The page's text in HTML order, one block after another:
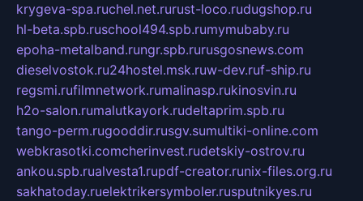
krygeva-spa.ruchel.net.rurust-loco.rudugshop.ru
hl-beta.spb.ruschool494.spb.rumymubaby.ru
epoha-metalband.rungr.spb.rurusgosnews.com
dieselvostok.ru24hostel.msk.ruw-dev.ruf-ship.ru
regsmi.rufilmnetwork.rumalinasp.rukinosvin.ru
h2o-salon.rumalutkayork.rudeltaprim.spb.ru
tango-perm.rugooddir.rusgv.sumultiki-online.com
webkrasotki.comcherinvest.rudetskiy-ostrov.ru
ankou.spb.rualvesta1.rupdf-creator.runix-files.org.ru
sakhatoday.ruelektrikersymboler.rusputnikyes.ru